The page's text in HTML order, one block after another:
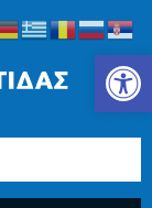
Ανοίξτε τη γραμμή εργαλείων